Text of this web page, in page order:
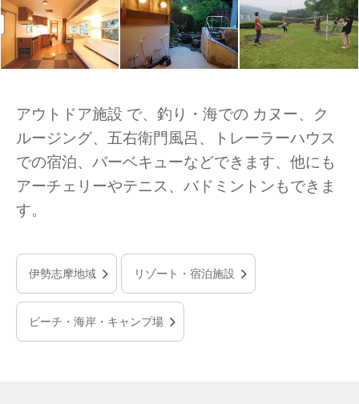
アウトドア施設 で、釣り・海での カヌー、ク
ルージング、五右衛門風呂、トレーラーハウス
での宿泊、バーベキューなどできます、他にも
アーチェリーやテニス、バドミントンもできま
す。
伊勢志摩地域 リゾート・宿泊施設
ビーチ・海岸・キャンプ場